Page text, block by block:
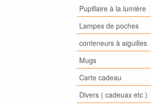
Pupillaire à la lumière
Lampes de poches
conteneurs à aiguilles
Mugs
Carte cadeau
Divers ( cadeuax etc )